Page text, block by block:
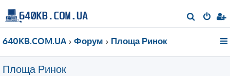
о
640KB.COM.UA Форум Площа Ринок
Площа Ринок